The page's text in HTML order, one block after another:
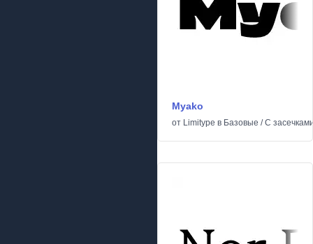
Myako
от Limitype в Базовые /С